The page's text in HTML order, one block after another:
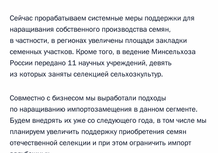
Сейчас прорабатываем системные меры поддержки для
наращивания собственного производства семян,
в частности, в регионах увеличены площади закладки
семенных участков. Кроме того, в ведение Минсельхоза
России передано 11 научных учреждений, девять
из которых заняты селекцией сельхозкультур.
Совместно с бизнесом мы выработали подходы
по наращиванию импортозамещения в данном сегменте.
Будем внедрять их уже со следующего года, в том числе мы
планируем увеличить поддержку приобретения семян
отечественной селекции и при этом ограничить импорт